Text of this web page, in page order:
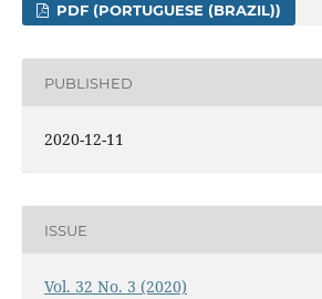
PDF (PORTUGUESE (BRAZIL))
PUBLISHED
2020-12-11
ISSUE
Vol. 32 No. 3 (2020)